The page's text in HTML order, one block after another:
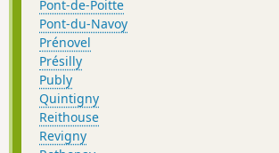
Pont-de-Poitte
Pont-du-Navoy
Prénovel
Présilly
Publy
Quintigny
Reithouse
Revigny